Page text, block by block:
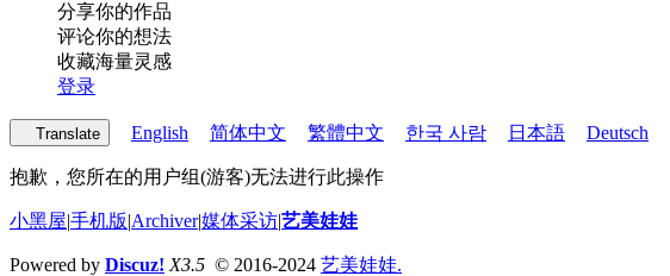
分享你的作品
评论你的想法
收藏海量灵感
登录
Translate English 简体中文 繁體中文 한국 사람 日本語 Deutsch
抱歉，您所在的用户组(游客)无法进行此操作
小黑屋|手机版|Archiver|媒体采访|艺美娃娃
Powered by Discuz! X3.5 © 2016-2024 艺美娃娃.